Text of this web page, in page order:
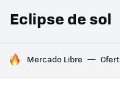
Eclipse de sol
HOY SE HABLA DE
Mercado Libre